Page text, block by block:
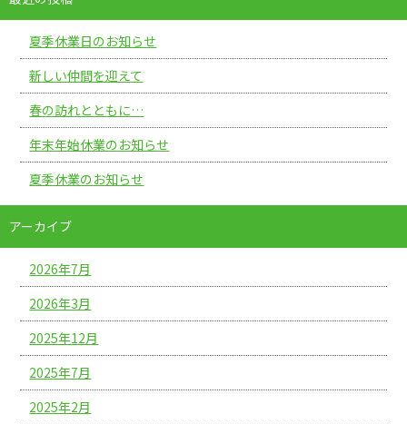
夏季休業日のお知らせ
新しい仲間を迎えて
春の訪れとともに…
年末年始休業のお知らせ
夏季休業のお知らせ
アーカイブ
2026年7月
2026年3月
2025年12月
2025年7月
2025年2月